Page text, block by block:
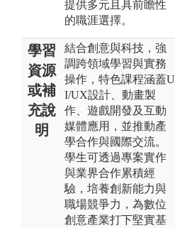
提供多元且具前瞻性
的職涯選擇。
學習
資源
或補
充說
明
結合創意與科技，強
調跨領域學習與實務
操作，特色課程涵蓋U
I/UX設計、動畫製
作、遊戲開發及互動
媒體應用，並推動產
學合作與國際交流。
學生可透過專案實作
與業界合作累積經
驗，培養創新能力與
職場競爭力，為數位
創意產業打下堅實基